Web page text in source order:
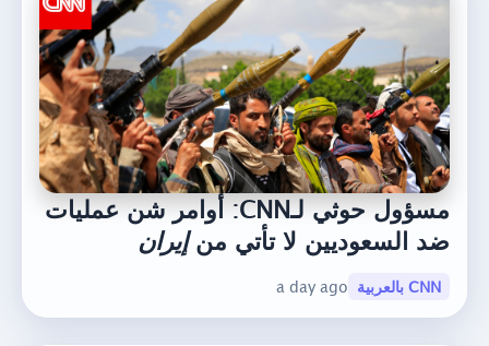
مسؤول حوثي لـCNN: أوامر شن عمليات
ضد السعوديين لا تأتي منإيران
CNN بالعربية a day ago